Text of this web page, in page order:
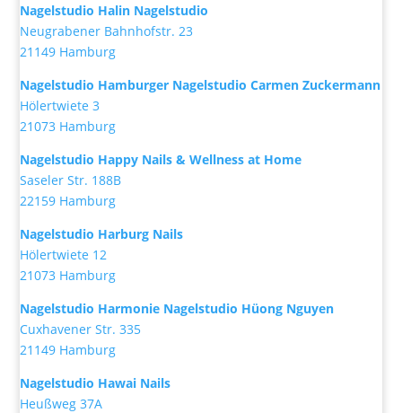
Nagelstudio Halin Nagelstudio
Neugrabener Bahnhofstr. 23
21149 Hamburg
Nagelstudio Hamburger Nagelstudio Carmen Zuckermann
Hölertwiete 3
21073 Hamburg
Nagelstudio Happy Nails & Wellness at Home
Saseler Str. 188B
22159 Hamburg
Nagelstudio Harburg Nails
Hölertwiete 12
21073 Hamburg
Nagelstudio Harmonie Nagelstudio Hüong Nguyen
Cuxhavener Str. 335
21149 Hamburg
Nagelstudio Hawai Nails
Heußweg 37A